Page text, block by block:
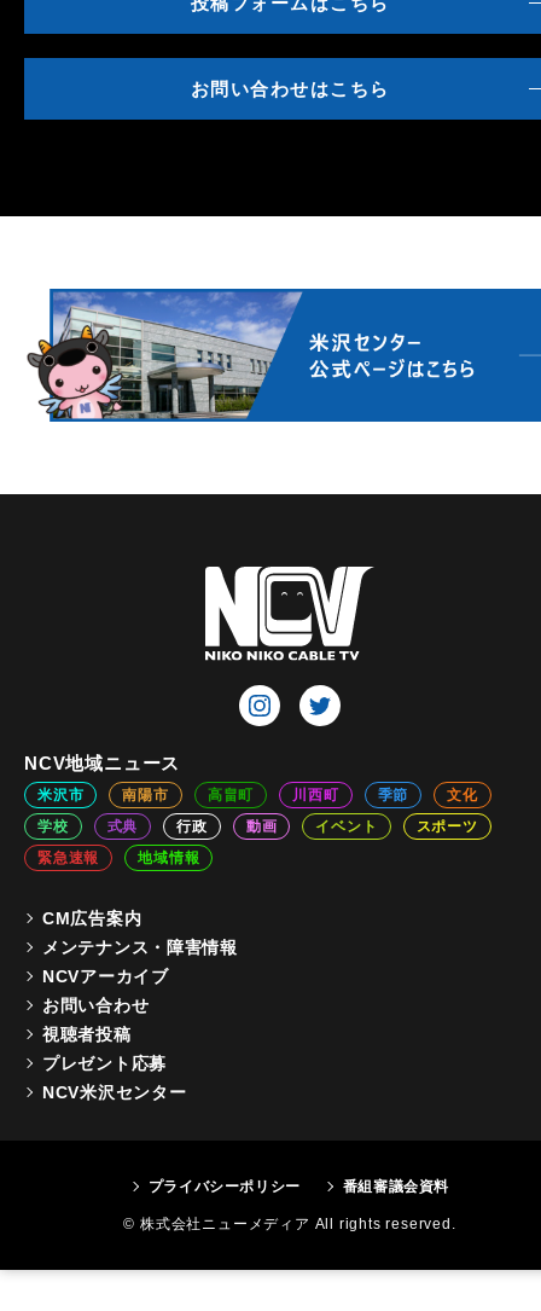
お問い合わせはこちら
NCV地域ニュース
米沢市 南陽市 高畠町 川西町 季節
文化
学校
式典 行政 動画 イベント
スポーツ
緊急速報
地域情報
CM広告案内
メンテナンス・障害情報
NCVアーカイブ
お問い合わせ
視聴者投稿
プレゼント応募
NCV米沢センター
プライバシーポリシー 番組審議会資料
© 株式会社ニューメディア All rights reserved.